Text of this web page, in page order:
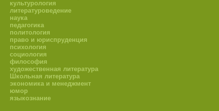
культурология
литературоведение
наука
педагогика
политология
право и юриспруденция
психология
социология
философия
художественная литература
Школьная литература
экономика и менеджмент
юмор
языкознание